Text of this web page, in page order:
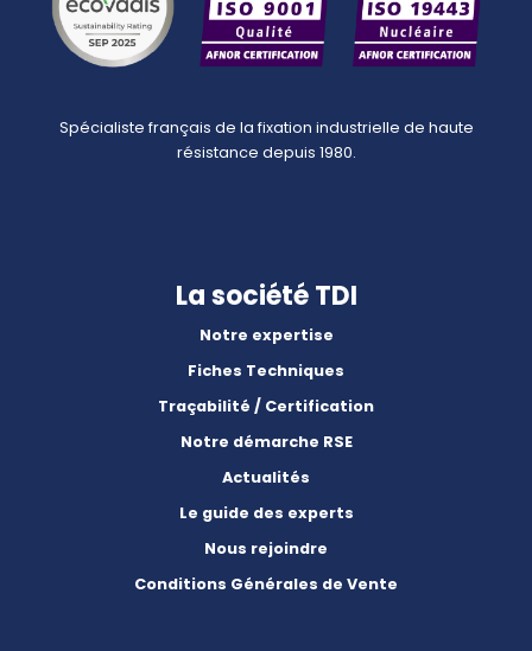
Spécialiste français de la fixation industrielle de haute
résistance depuis 1980.
La société TDI
Notre expertise
Fiches Techniques
Traçabilité / Certification
Notre démarche RSE
Actualités
Le guide des experts
Nous rejoindre
Conditions Générales de Vente